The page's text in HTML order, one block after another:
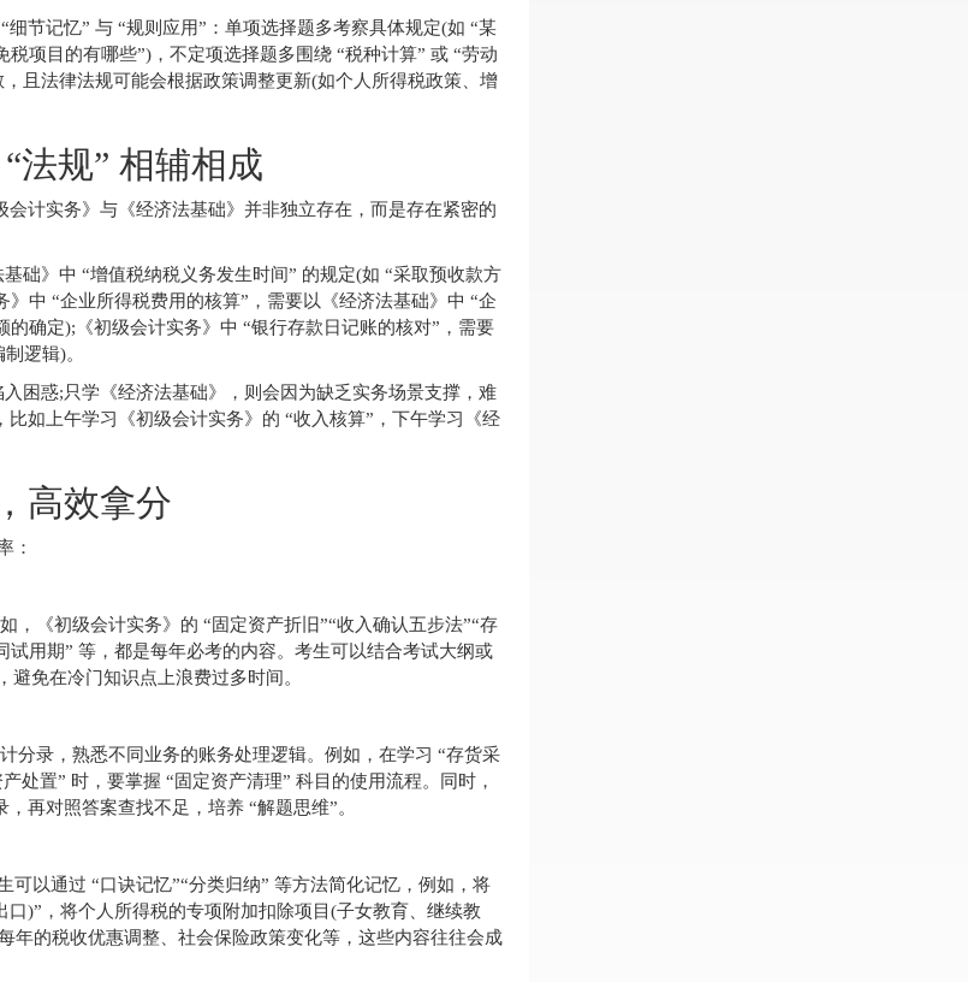
节记忆” 与 “规则应用”：单项选择题多考察具体规定(如 “某
项目的有哪些”)，不定项选择题多围绕 “税种计算” 或 “劳动
且法律法规可能会根据政策调整更新(如个人所得税政策、增
法规” 相辅相成
实务》与《经济法基础》并非独立存在，而是存在紧密的
础》中 “增值税纳税义务发生时间” 的规定(如 “采取预收款方
中 “企业所得税费用的核算”，需要以《经济法基础》中 “企
确定);《初级会计实务》中 “银行存款日记账的核对”，需要
逻辑)。
困惑;只学《经济法基础》，则会因为缺乏实务场景支撑，难
如上午学习《初级会计实务》的 “收入核算”，下午学习《经
高效拿分
：
《初级会计实务》的 “固定资产折旧”“收入确认五步法”“存
用期” 等，都是每年必考的内容。考生可以结合考试大纲或
免在冷门知识点上浪费过多时间。
分录，熟悉不同业务的账务处理逻辑。例如，在学习 “存货采
处置” 时，要掌握 “固定资产清理” 科目的使用流程。同时，
再对照答案查找不足，培养 “解题思维”。
以通过 “口诀记忆”“分类归纳” 等方法简化记忆，例如，将
)”，将个人所得税的专项附加扣除项目(子女教育、继续教
年的税收优惠调整、社会保险政策变化等，这些内容往往会成